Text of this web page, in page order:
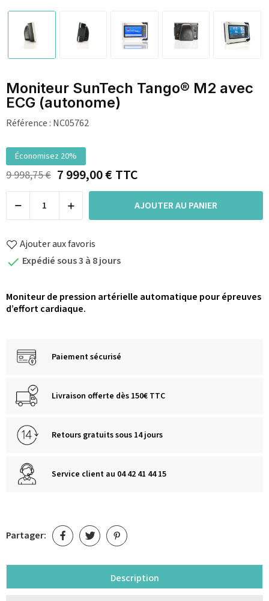
Moniteur SunTech Tango® M2 avec
ECG (autonome)
Référence : NC05762
Économisez 20%
9 998,75 € 7 999,00 €TTC
AJOUTER AU PANIER
Ajouter aux favoris
 Expédié sous 3 à 8 jours
Moniteur de pression artérielle automatique pour épreuves
d’effort cardiaque.
Paiement sécurisé
Livraison offerte dès 150€ TTC
Retours gratuits sous 14 jours
Service client au 04 42 41 44 15
Partager:
Description